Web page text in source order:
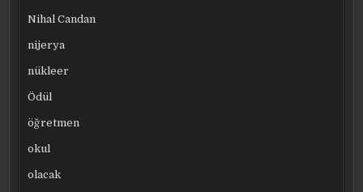
Nihal Candan
nijerya
nükleer
Ödül
öğretmen
okul
olacak